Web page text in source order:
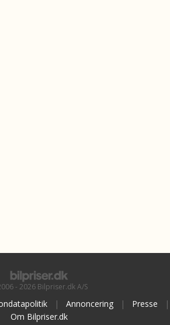
- 2026 Bilpriser.dk A/S
| Annoncering | Presse
|
Om Bilpriser.dk